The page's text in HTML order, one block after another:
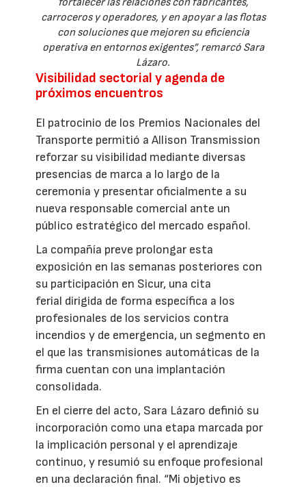
fortalecer las relaciones con fabricantes,
carroceros y operadores, y en apoyar a las flotas
con soluciones que mejoren su eficiencia
operativa en entornos exigentes”, remarcó Sara
Lázaro.
Visibilidad sectorial y agenda de
próximos encuentros
El patrocinio de los Premios Nacionales del
Transporte permitió a Allison Transmission
reforzar su visibilidad mediante diversas
presencias de marca a lo largo de la
ceremonia y presentar oficialmente a su
nueva responsable comercial ante un
público estratégico del mercado español.
La compañía preve prolongar esta
exposición en las semanas posteriores con
su participación en Sicur, una cita
ferial dirigida de forma específica a los
profesionales de los servicios contra
incendios y de emergencia, un segmento en
el que las transmisiones automáticas de la
firma cuentan con una implantación
consolidada.
En el cierre del acto, Sara Lázaro definió su
incorporación como una etapa marcada por
la implicación personal y el aprendizaje
continuo, y resumió su enfoque profesional
en una declaración final. “Mi objetivo es